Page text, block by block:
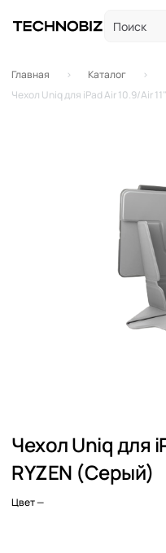
Главная
Каталог
Чехол Uniq для
RYZEN (Серый)
Цвет—